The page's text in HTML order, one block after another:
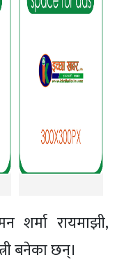
शर्मा रायमाझी,
बनेका छन्।